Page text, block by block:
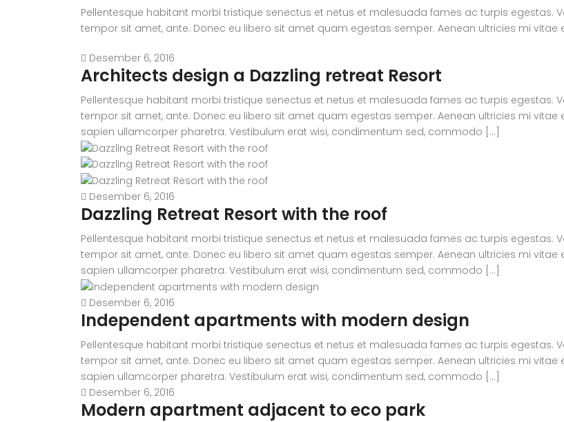
Pellentesque habitant morbi tristique senectus et netus et malesuada fames ac turpis egestas.
tempor sit amet, ante. Donec eu libero sit amet quam egestas semper. Aenean ultricies mi vitae
Desember 6, 2016
Architects design a Dazzling retreat Resort
Pellentesque habitant morbi tristique senectus et netus et malesuada fames ac turpis egestas.
tempor sit amet, ante. Donec eu libero sit amet quam egestas semper. Aenean ultricies mi vitae
sapien ullamcorper pharetra. Vestibulum erat wisi, condimentum sed, commodo [...]
Desember 6, 2016
Dazzling Retreat Resort with the roof
Pellentesque habitant morbi tristique senectus et netus et malesuada fames ac turpis egestas.
tempor sit amet, ante. Donec eu libero sit amet quam egestas semper. Aenean ultricies mi vitae
sapien ullamcorper pharetra. Vestibulum erat wisi, condimentum sed, commodo [...]
Desember 6, 2016
Independent apartments with modern design
Pellentesque habitant morbi tristique senectus et netus et malesuada fames ac turpis egestas.
tempor sit amet, ante. Donec eu libero sit amet quam egestas semper. Aenean ultricies mi vitae
sapien ullamcorper pharetra. Vestibulum erat wisi, condimentum sed, commodo [...]
Desember 6, 2016
Modern apartment adjacent to eco park